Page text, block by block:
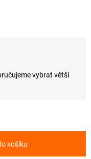
vybrat větší
košíku